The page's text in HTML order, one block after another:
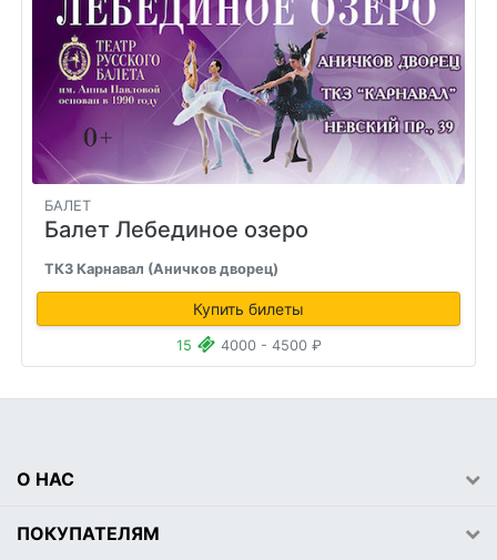
БАЛЕТ
Балет Лебединое озеро
ТКЗ Карнавал (Аничков дворец)
Купить билеты
15 4000 - 4500 ₽
О НАС
ПОКУПАТЕЛЯМ